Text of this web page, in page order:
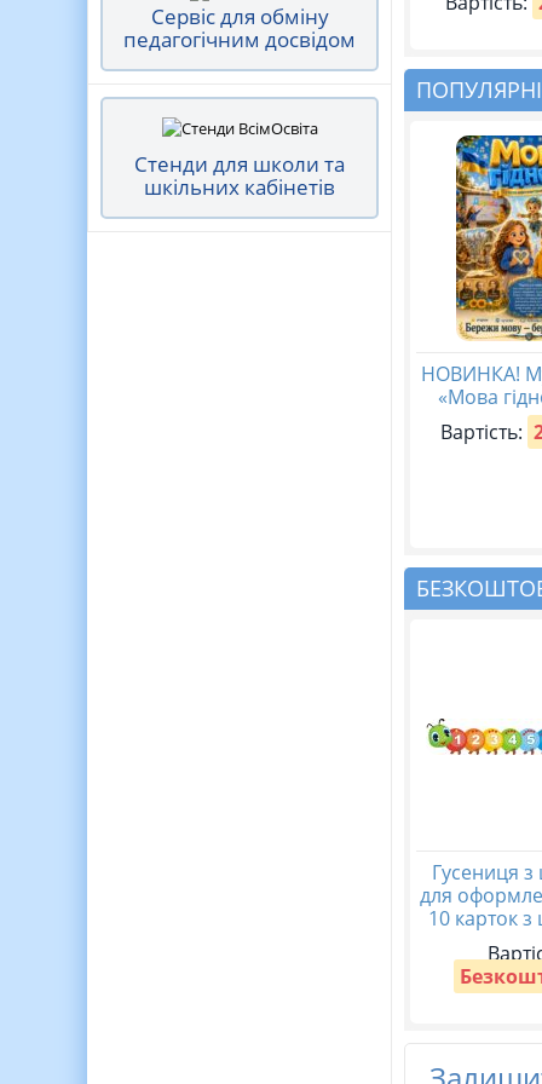
Сервіс для обміну
педагогічним досвідом
Стенди для школи та
шкільних кабінетів
НОВИНКА!
«Мова
Вартість:
Гусениця
для
10 карток